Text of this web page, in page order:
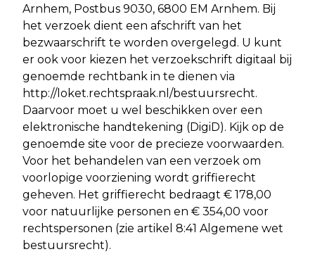
Arnhem, Postbus 9030, 6800 EM Arnhem. Bij
het verzoek dient een afschrift van het
bezwaarschrift te worden overgelegd. U kunt
er ook voor kiezen het verzoekschrift digitaal bij
genoemde rechtbank in te dienen via
http://loket.rechtspraak.nl/bestuursrecht.
Daarvoor moet u wel beschikken over een
elektronische handtekening (DigiD). Kijk op de
genoemde site voor de precieze voorwaarden.
Voor het behandelen van een verzoek om
voorlopige voorziening wordt griffierecht
geheven. Het griffierecht bedraagt € 178,00
voor natuurlijke personen en € 354,00 voor
rechtspersonen (zie artikel 8:41 Algemene wet
bestuursrecht).